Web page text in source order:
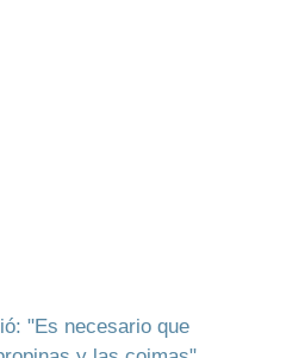
"Es necesario que